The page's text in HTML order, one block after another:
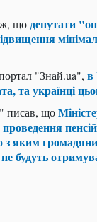
щодепутати
"Знай.ua", в
та українці
писав, що
проведення
з яким
будуть